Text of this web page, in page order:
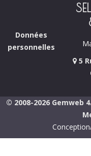
Données
personnelles
5
© 2008-2026 Gemweb